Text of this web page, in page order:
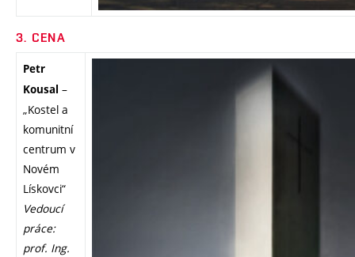
3. CENA
Petr
Kousal –
„Kostel a
komunitní
centrum v
Novém
Lískovci“
Vedoucí
práce:
prof. Ing.